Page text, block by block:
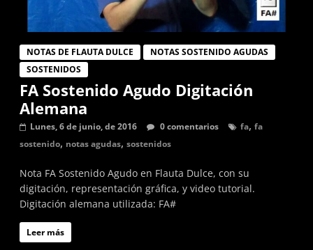
NOTAS DE FLAUTA DULCE
NOTAS SOSTENIDO AGUDAS
SOSTENIDOS
FA Sostenido Agudo Digitación
Alemana
Lunes, 6 de junio, de 2016 0 comentarios fa,fa
sostenido, notas agudas,sostenidos
Nota FA Sostenido Agudo en Flauta Dulce, con su
digitación, representación gráfica, y video tutorial.
Digitación alemana utilizada: FA#
Leer más